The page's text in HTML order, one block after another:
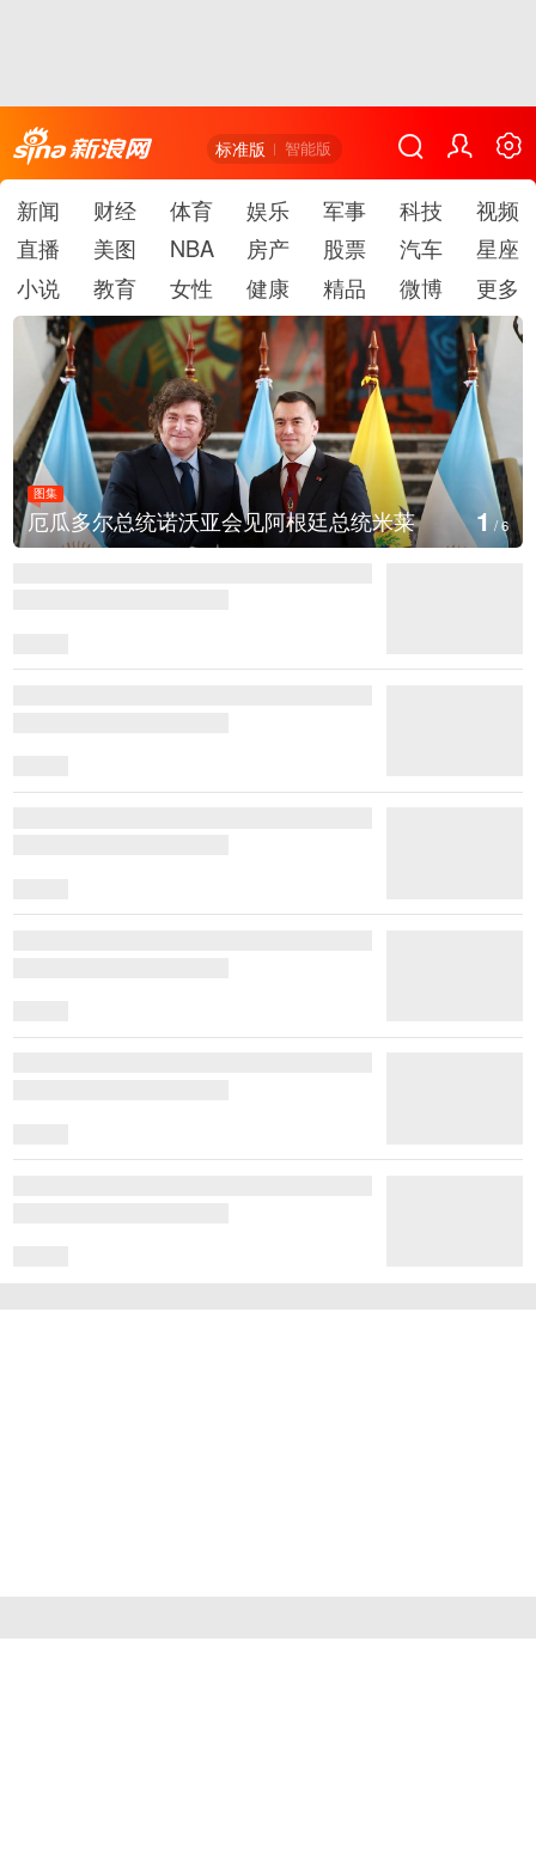
标准版 智能版
新闻 财经 体育 娱乐 军事 科技
视频
直播
美图 NBA 房产 股票 汽车
星座
小说
教育 女性 健康 精品 微博 更多
图集
美国斯波坎：野火烧毁700多所房屋 2/6